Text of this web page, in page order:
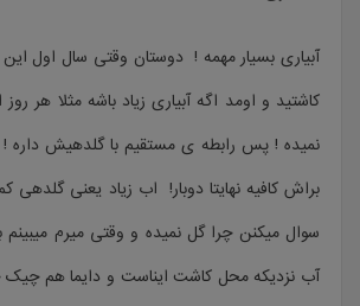
آبیاری بسیار مهمه ! دوستان وقتی سال اول
کاشتید و اومد اگه آبیاری زیاد باشه مثلا هر
نمیده ! پس رابطه ی مستقیم با گلدهیش داره !
براش کافیه نهایتا دوبار! اب زیاد یعنی
سوال میکنن چرا گل نمیده و وقتی میرم میبینم
آب نزدیکه محل کاشت ایناست و دایما هم چیک